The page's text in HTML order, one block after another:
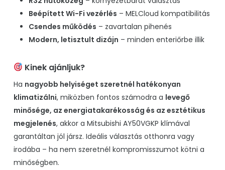
Beépített Wi-Fi vezérlés – MELCloud kompatibilitás
Csendes működés – zavartalan pihenés
Modern, letisztult dizájn – minden enteriőrbe illik
Kinek ajánljuk?
Ha nagyobb helyiséget szeretnél hatékonyan
klimatizálni, miközben fontos számodra a levegő
minősége, az energiatakarékosság és az esztétikus
megjelenés, akkor a Mitsubishi AY50VGKP klímával
garantáltan jól jársz. Ideális választás otthonra vagy
irodába – ha nem szeretnél kompromisszumot kötni a
minőségben.